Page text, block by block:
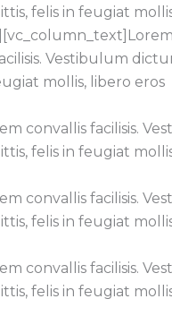
felis in feugiat
Vestibulum
mollis, libero eros
convallis facilisis.
felis in feugiat
convallis facilisis.
felis in feugiat
convallis facilisis.
felis in feugiat